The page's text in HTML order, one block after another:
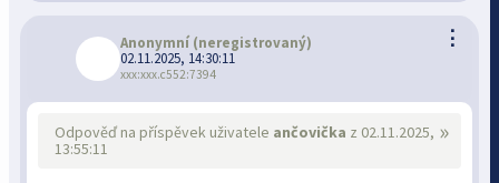
⋮
Anonymní (neregistrovaný)
02.11.2025, 14:30:11
xxx:xxx.c552:7394
»
Odpověď na příspěvek uživatele ančovička z 02.11.2025,
13:55:11